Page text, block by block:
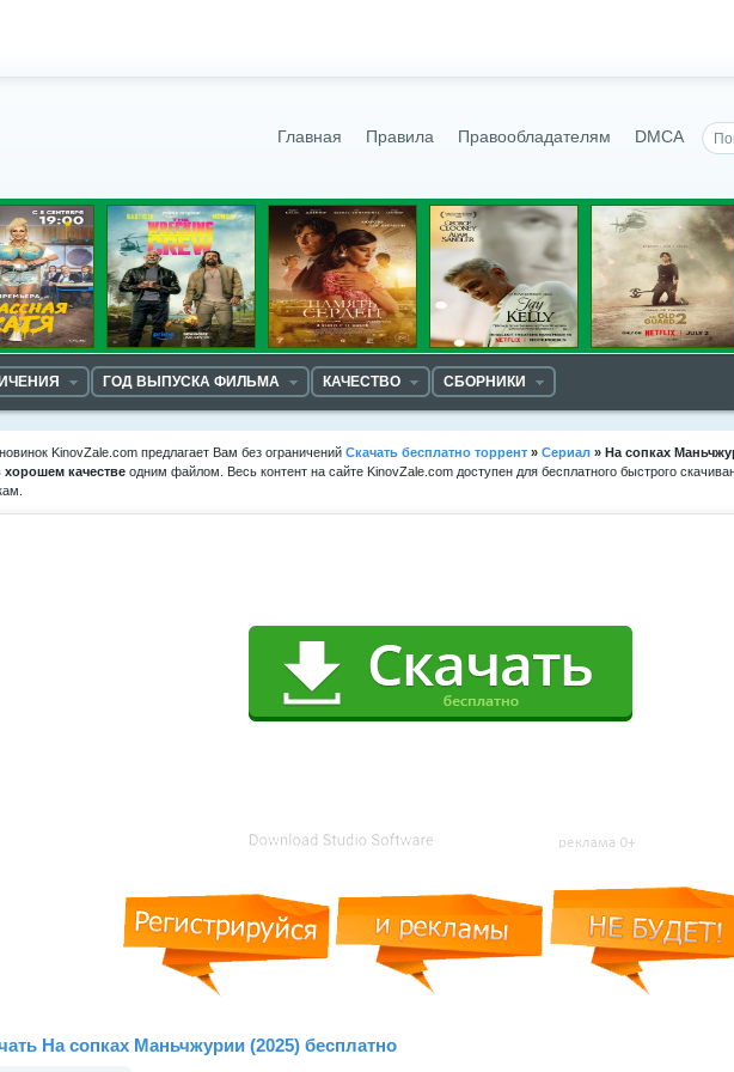
Главная Правила Правообладателям DMCA
ГОД ВЫПУСКА ФИЛЬМА КАЧЕСТВО СБОРНИКИ
KinovZale.com предлагает Вам без ограничений Скачать бесплатно торрент » Сериал » На сопках
хорошем качестве одним файлом. Весь контент на сайте KinovZale.com доступен для бесплатного быстрого
На сопках Маньчжурии (2025) бесплатно